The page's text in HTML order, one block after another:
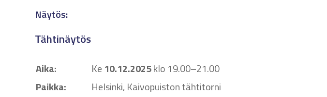
Näytös:
Tähtinäytös
Aika: Ke 10.12.2025klo 19.00–21.00
Paikka:
Helsinki, Kaivopuiston tähtitorni